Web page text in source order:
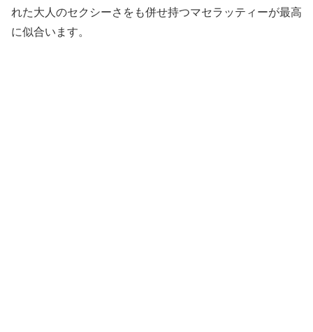
れた大人のセクシーさをも併せ持つマセラッティーが最高
に似合います。